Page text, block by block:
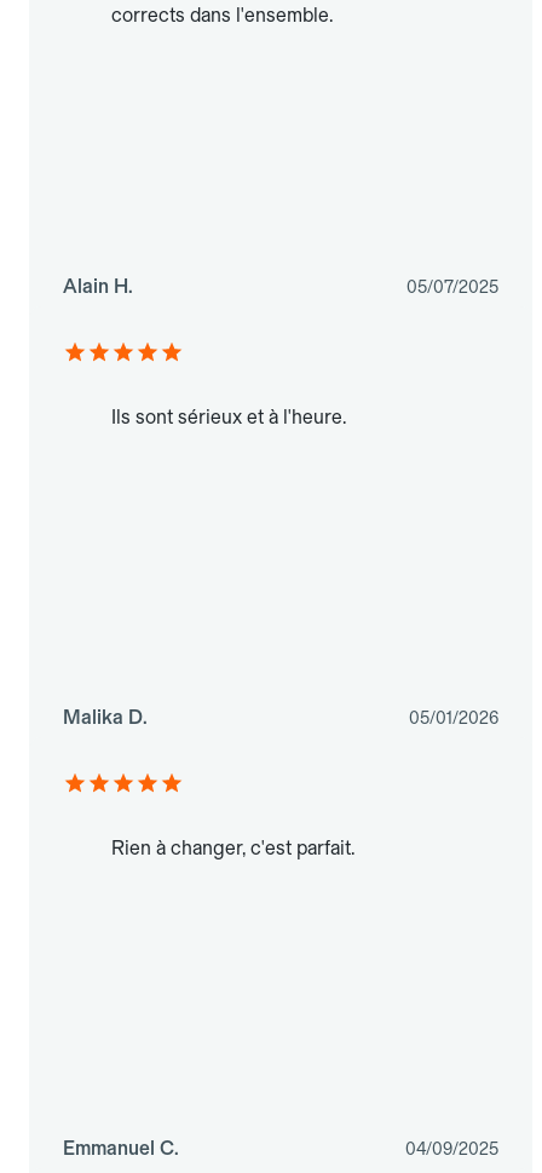
corrects dans l'ensemble.
Alain H. 05/07/2025
Ils sont sérieux et à l'heure.
Malika D. 05/01/2026
Rien à changer, c'est parfait.
Emmanuel C. 04/09/2025